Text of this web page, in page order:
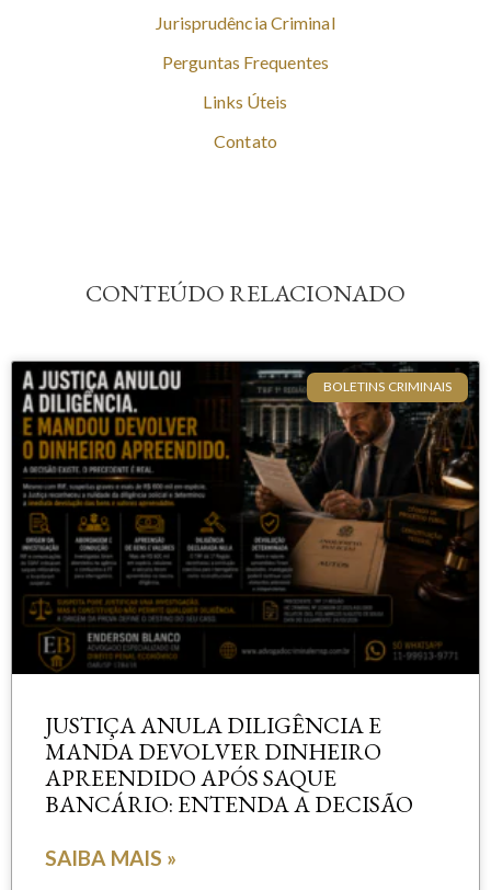
Jurisprudência Criminal
Perguntas Frequentes
Links Úteis
Contato
CONTEÚDO RELACIONADO
BOLETINS CRIMINAIS
JUSTIÇA ANULA DILIGÊNCIA E
MANDA DEVOLVER DINHEIRO
APREENDIDO APÓS SAQUE
BANCÁRIO: ENTENDA A DECISÃO
SAIBA MAIS »